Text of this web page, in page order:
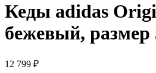
Кеды adidas
бежевый, размер
12 799 ₽